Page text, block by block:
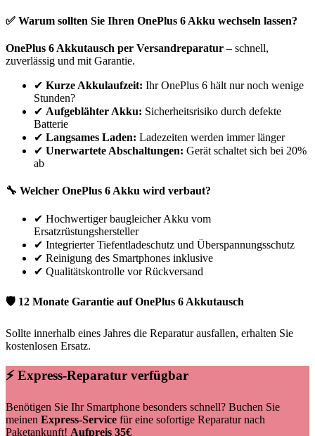
✅ Warum sollten Sie Ihren OnePlus 6 Akku wechseln lassen?
OnePlus 6 Akkutausch per Versandreparatur – schnell,
zuverlässig und mit Garantie.
✔ Kurze Akkulaufzeit: IhrOnePlus 6 hält nur noch wenige
Stunden?
✔ Aufgeblähter Akku: Sicherheitsrisiko durch defekte
Batterie
✔ Langsames Laden: Ladezeiten werden immer länger
✔ Unerwartete Abschaltungen: Gerät schaltet sich bei 20%
ab
🔧 Welcher OnePlus 6 Akku wird verbaut?
✔ Hochwertiger baugleicher Akku vom
Ersatzrüstungshersteller
✔ Integrierter Tiefentladeschutz und Überspannungsschutz
✔ Reinigung des Smartphones inklusive
✔ Qualitätskontrolle vor Rückversand
🛡 12 Monate Garantie aufOnePlus 6 Akkutausch
Sollte innerhalb eines Jahres die Reparatur ausfallen, erhalten Sie
kostenlosen Ersatz.
⚡ Express-Reparatur verfügbar
Benötigen Sie Ihr Smartphone besonders schnell? Buchen Sie
meinen Express-Service für eine sofortige Reparatur nach
Paketankunft! Aufpreis 35€